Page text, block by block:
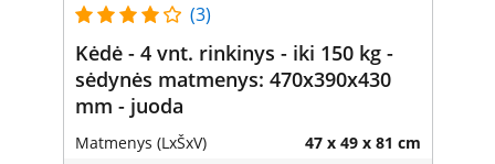
(3)
Kėdė - 4 vnt. rinkinys - iki 150 kg -
sėdynės matmenys: 470x390x430
mm - juoda
Matmenys (LxŠxV) 47 x 49 x 81 cm